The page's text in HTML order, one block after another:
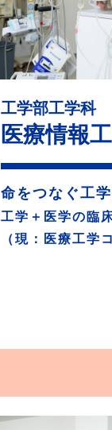
工学部工学科
医療情報
命をつなぐ工
工学＋医学の臨
（現：医療工学